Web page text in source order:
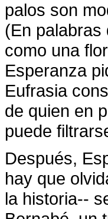
palos son
(En palabras
como una
Esperanza
Eufrasia
de quien en
puede
Después,
hay que
la historia--